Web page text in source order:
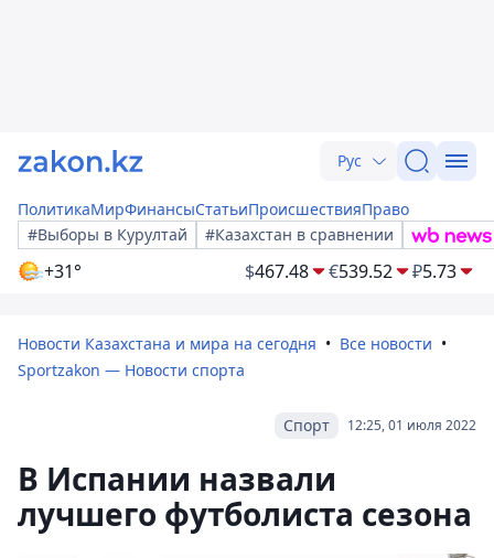
Рус
ПолитикаМирФинансыСтатьиПроисшествияПраво
#Выборы в Курултай
#Казахстан в сравнении
+31° $467.48 €539.52 ₽5.73
Новости Казахстана и мира на сегодня
Все новости
Sportzakon — Новости спорта
12:25, 01 июля 2022
Спорт
В Испании назвали
лучшего футболиста сезона